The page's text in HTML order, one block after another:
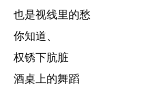
也是视线里的愁
你知道、
权锈下肮脏
酒桌上的舞蹈